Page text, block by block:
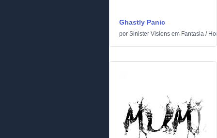
Ghastly Panic
por Sinister Visions em Fantasia /